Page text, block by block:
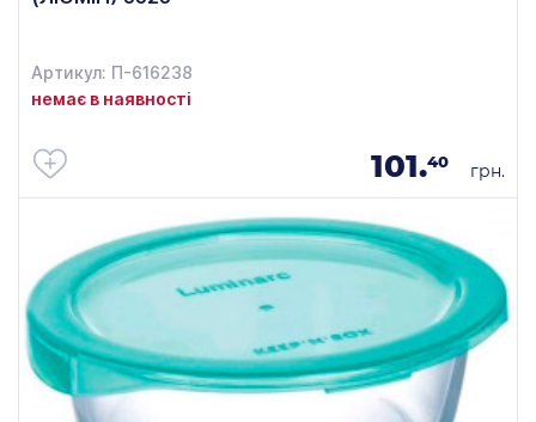
Артикул: П-616238
немає в наявності
101.40 грн.